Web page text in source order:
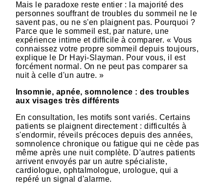
Mais le paradoxe reste entier : la majorité des
personnes souffrant de troubles du sommeil ne le
savent pas, ou ne s'en plaignent pas. Pourquoi ?
Parce que le sommeil est, par nature, une
expérience intime et difficile à comparer. « Vous
connaissez votre propre sommeil depuis toujours,
explique le Dr Hayi-Slayman. Pour vous, il est
forcément normal. On ne peut pas comparer sa
nuit à celle d'un autre. »
Insomnie, apnée, somnolence : des troubles
aux visages très différents
En consultation, les motifs sont variés. Certains
patients se plaignent directement : difficultés à
s'endormir, réveils précoces depuis des années,
somnolence chronique ou fatigue qui ne cède pas
même après une nuit complète. D'autres patients
arrivent envoyés par un autre spécialiste,
cardiologue, ophtalmologue, urologue, qui a
repéré un signal d'alarme.